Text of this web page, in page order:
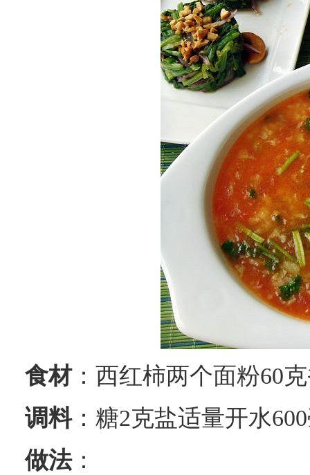
食材：西红柿两个面粉60
调料：糖2克盐适量开水
做法：